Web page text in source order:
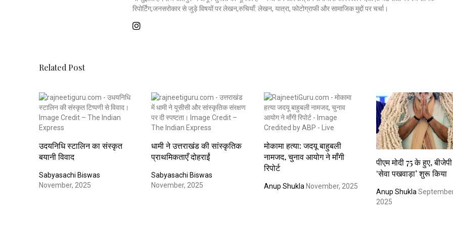
रिपोर्टिंग,जनसरोकार से जुड़े विषयों पर लेखन,रुचियाँ: लेखन, यात्रा, फोटोग्राफी और सामाजिक मुद्दों पर चर्चा।
Related Post
उदयनिधि स्टालिन का संस्कृत
बयानी विवाद
Sabyasachi Biswas
November, 2025
धामी ने उत्तराखंड की सांस्कृतिक
प्राथमिकताएँ दोहराईं
Sabyasachi Biswas
November, 2025
मोकामा हत्या: जदयू बाहुबली
नामजद, चुनाव आयोग ने माँगी
रिपोर्ट
Anup Shukla November, 2025
पीएम मोदी 75 के हुए,
‘सेवा पखवाड़ा’ शुरू किया
Anup Shukla
2025